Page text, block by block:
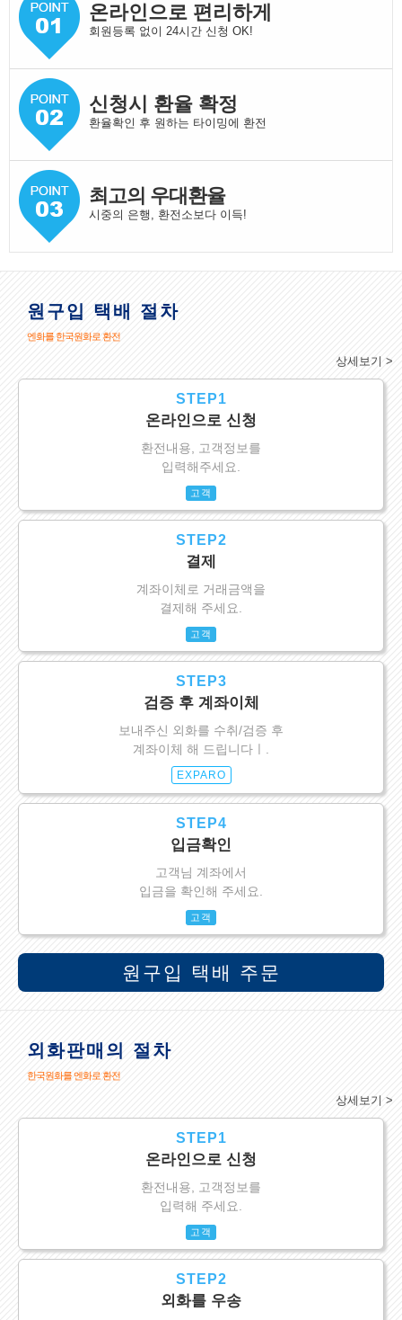
온라인으로 편리하게
회원등록 없이 24시간 신청 OK!
신청시 환율 확정
환율확인 후 원하는 타이밍에 환전
최고의 우대환율
시중의 은행, 환전소보다 이득!
원구입 택배 절차
엔화를 한국원화로 환전
상세보기 >
STEP1
온라인으로 신청
환전내용, 고객정보를
입력해주세요.
고객
STEP2
결제
계좌이체로 거래금액을
결제해 주세요.
고객
STEP3
검증 후 계좌이체
보내주신 외화를 수취/검증 후
계좌이체 해 드립니다ㅣ.
EXPARO
STEP4
입금확인
고객님 계좌에서
입금을 확인해 주세요.
고객
원구입 택배 주문
외화판매의 절차
한국원화를 엔화로 환전
상세보기 >
STEP1
온라인으로 신청
환전내용, 고객정보를
입력해 주세요.
고객
STEP2
외화를 우송